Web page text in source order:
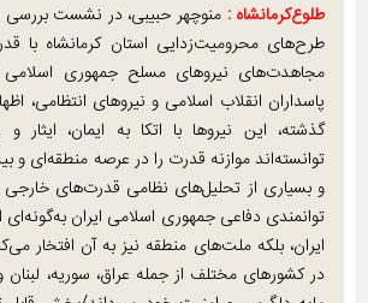
طلوع‌‌کرمانشاه : منوچهر حبیبی، در نشست بررسی
طرح‌های محرومیت‌زدایی استان کرمانشاه با
مجاهدت‌های نیروهای مسلح جمهوری اسلامی
پاسداران انقلاب اسلامی و نیروهای انتظامی،
گذشته، این نیروها با اتکا به ایمان، ایثار
توانسته‌اند موازنه قدرت را در عرصه منطقه‌ای و
و بسیاری از تحلیل‌های نظامی قدرت‌های خارجی
توانمندی دفاعی جمهوری اسلامی ایران
ایران، بلکه ملت‌های منطقه نیز به آن افتخار
در کشورهای مختلف از جمله عراق، سوریه، لبنان